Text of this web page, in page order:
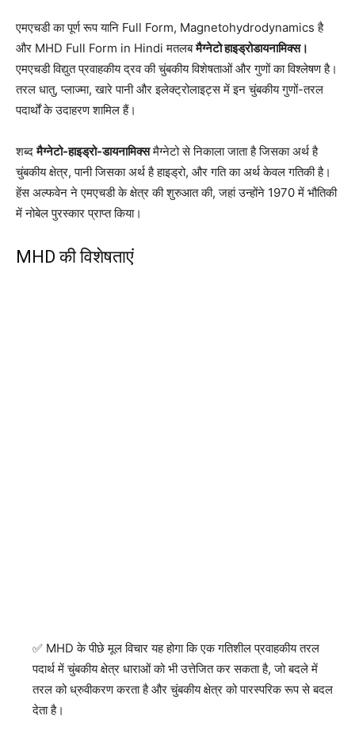
एमएचडी का पूर्ण रूप यानि Full Form, Magnetohydrodynamics है
और MHD Full Form in Hindi मतलबमैग्नेटो हाइड्रोडायनामिक्स।
एमएचडी विद्युत प्रवाहकीय द्रव की चुंबकीय विशेषताओं और गुणों का विश्लेषण है।
तरल धातु, प्लाज्मा, खारे पानी और इलेक्ट्रोलाइट्स में इन चुंबकीय गुणों-तरल
पदार्थों के उदाहरण शामिल हैं।
शब्दमैग्नेटो-हाइड्रो-डायनामिक्समैग्नेटो से निकाला जाता है जिसका अर्थ है
चुंबकीय क्षेत्र, पानी जिसका अर्थ है हाइड्रो, और गति का अर्थ केवल गतिकी है।
हेंस अल्फवेन ने एमएचडी के क्षेत्र की शुरुआत की, जहां उन्होंने 1970 में भौतिकी
में नोबेल पुरस्कार प्राप्त किया।
MHD की विशेषताएं
MHD के पीछे मूल विचार यह होगा कि एक गतिशील प्रवाहकीय तरल
पदार्थ में चुंबकीय क्षेत्र धाराओं को भी उत्तेजित कर सकता है, जो बदले में
तरल को ध्रुवीकरण करता है और चुंबकीय क्षेत्र को पारस्परिक रूप से बदल
देता है।